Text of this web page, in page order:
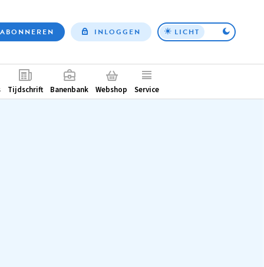
Top
ABONNEREN INLOGGEN LICHT
Tijdschrift Banenbank Webshop Service